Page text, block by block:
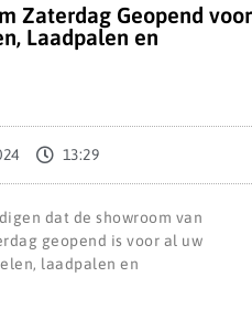
Zaterdag Geopend voor
Laadpalen en
13:29
dat de showroom van
geopend is voor al uw
laadpalen en